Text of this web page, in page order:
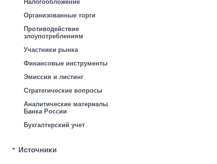
Налогообложение
Организованные торги
Противодействие
злоупотреблениям
Участники рынка
Финансовые инструменты
Эмиссия и листинг
Стратегические вопросы
Аналитические материалы
Банка России
Бухгалтерский учет
Источники